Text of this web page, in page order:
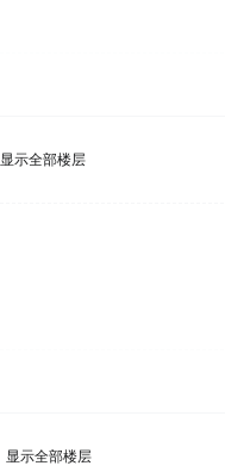
显示全部楼层
显示全部楼层